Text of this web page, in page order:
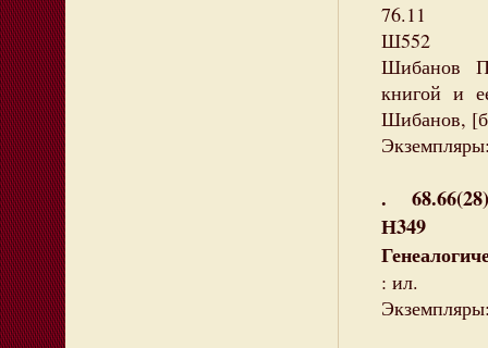
76.11
Ш552
Шибанов
книгой и
Шибанов,
.
Н349
: ил.